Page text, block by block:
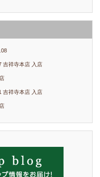
吉祥寺本店 入店
吉祥寺本店 入店